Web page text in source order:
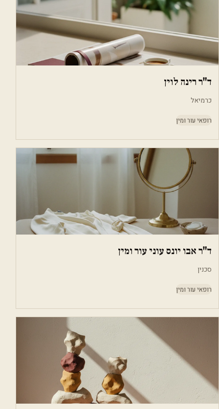
ד"ר רינה לוין
כרמיאל
רופאי עור ומין
ד"ר אבו יונס עוני עור ומין
סכנין
רופאי עור ומין